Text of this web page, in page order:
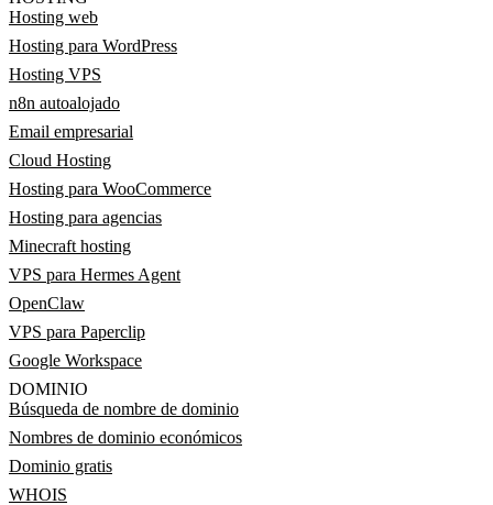
Hosting web
Hosting para WordPress
Hosting VPS
n8n autoalojado
Email empresarial
Cloud Hosting
Hosting para WooCommerce
Hosting para agencias
Minecraft hosting
VPS para Hermes Agent
OpenClaw
VPS para Paperclip
Google Workspace
DOMINIO
Búsqueda de nombre de dominio
Nombres de dominio económicos
Dominio gratis
WHOIS